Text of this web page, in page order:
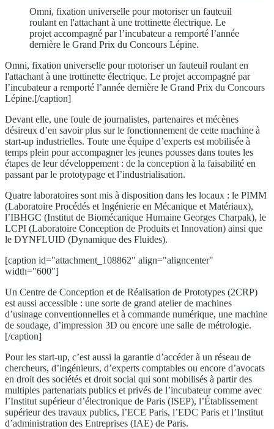
Omni, fixation universelle pour motoriser un fauteuil
roulant en l'attachant à une trottinette électrique. Le
projet accompagné par l’incubateur a remporté l’année
dernière le Grand Prix du Concours Lépine.
Omni, fixation universelle pour motoriser un fauteuil roulant en
l'attachant à une trottinette électrique. Le projet accompagné par
l’incubateur a remporté l’année dernière le Grand Prix du Concours
Lépine.[/caption]
Devant elle, une foule de journalistes, partenaires et mécènes
désireux d’en savoir plus sur le fonctionnement de cette machine à
start-up industrielles. Toute une équipe d’experts est mobilisée à
temps plein pour accompagner les jeunes pousses dans toutes les
étapes de leur développement : de la conception à la faisabilité en
passant par le prototypage et l’industrialisation.
Quatre laboratoires sont mis à disposition dans les locaux : le PIMM
(Laboratoire Procédés et Ingénierie en Mécanique et Matériaux),
l’IBHGC (Institut de Biomécanique Humaine Georges Charpak), le
LCPI (Laboratoire Conception de Produits et Innovation) ainsi que
le DYNFLUID (Dynamique des Fluides).
[caption id="attachment_108862" align="aligncenter"
width="600"]
Un Centre de Conception et de Réalisation de Prototypes (2CRP)
est aussi accessible : une sorte de grand atelier de machines
d’usinage conventionnelles et à commande numérique, une machine
de soudage, d’impression 3D ou encore une salle de métrologie.
[/caption]
Pour les start-up, c’est aussi la garantie d’accéder à un réseau de
chercheurs, d’ingénieurs, d’experts comptables ou encore d’avocats
en droit des sociétés et droit social qui sont mobilisés à partir des
multiples partenariats publics et privés de l’incubateur comme avec
l’Institut supérieur d’électronique de Paris (ISEP), l’Établissement
supérieur des travaux publics, l’ECE Paris, l’EDC Paris et l’Institut
d’administration des Entreprises (IAE) de Paris.